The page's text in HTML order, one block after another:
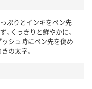
品詳細「
」で確認できます。
ぷりとインキをペン先
、くっきりと鮮やかに、
シュ時にペン先を傷め
の太字。